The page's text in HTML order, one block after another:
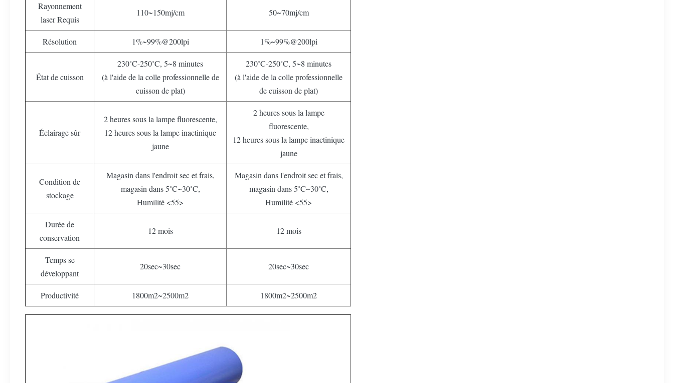
Rayonnement
laser Requis
110~150mj/cm 50~70mj/cm
Résolution 1%~99%@200lpi 1%~99%@200lpi
État de cuisson
230˚C-250˚C, 5~8 minutes
(à l'aide de la colle professionnelle de
cuisson de plat)
230˚C-250˚C, 5~8 minutes
(à l'aide de la colle professionnelle
de cuisson de plat)
Éclairage sûr
2 heures sous la lampe fluorescente,
12 heures sous la lampe inactinique
jaune
2 heures sous la lampe
fluorescente,
12 heures sous la lampe inactinique
jaune
Condition de
stockage
Magasin dans l'endroit sec et frais,
magasin dans 5˚C~30˚C,
Humilité <55>
Magasin dans l'endroit sec et frais,
magasin dans 5˚C~30˚C,
Humilité <55>
Durée de
conservation
12 mois 12 mois
Temps se
développant
20sec~30sec 20sec~30sec
Productivité 1800m2~2500m2 1800m2~2500m2